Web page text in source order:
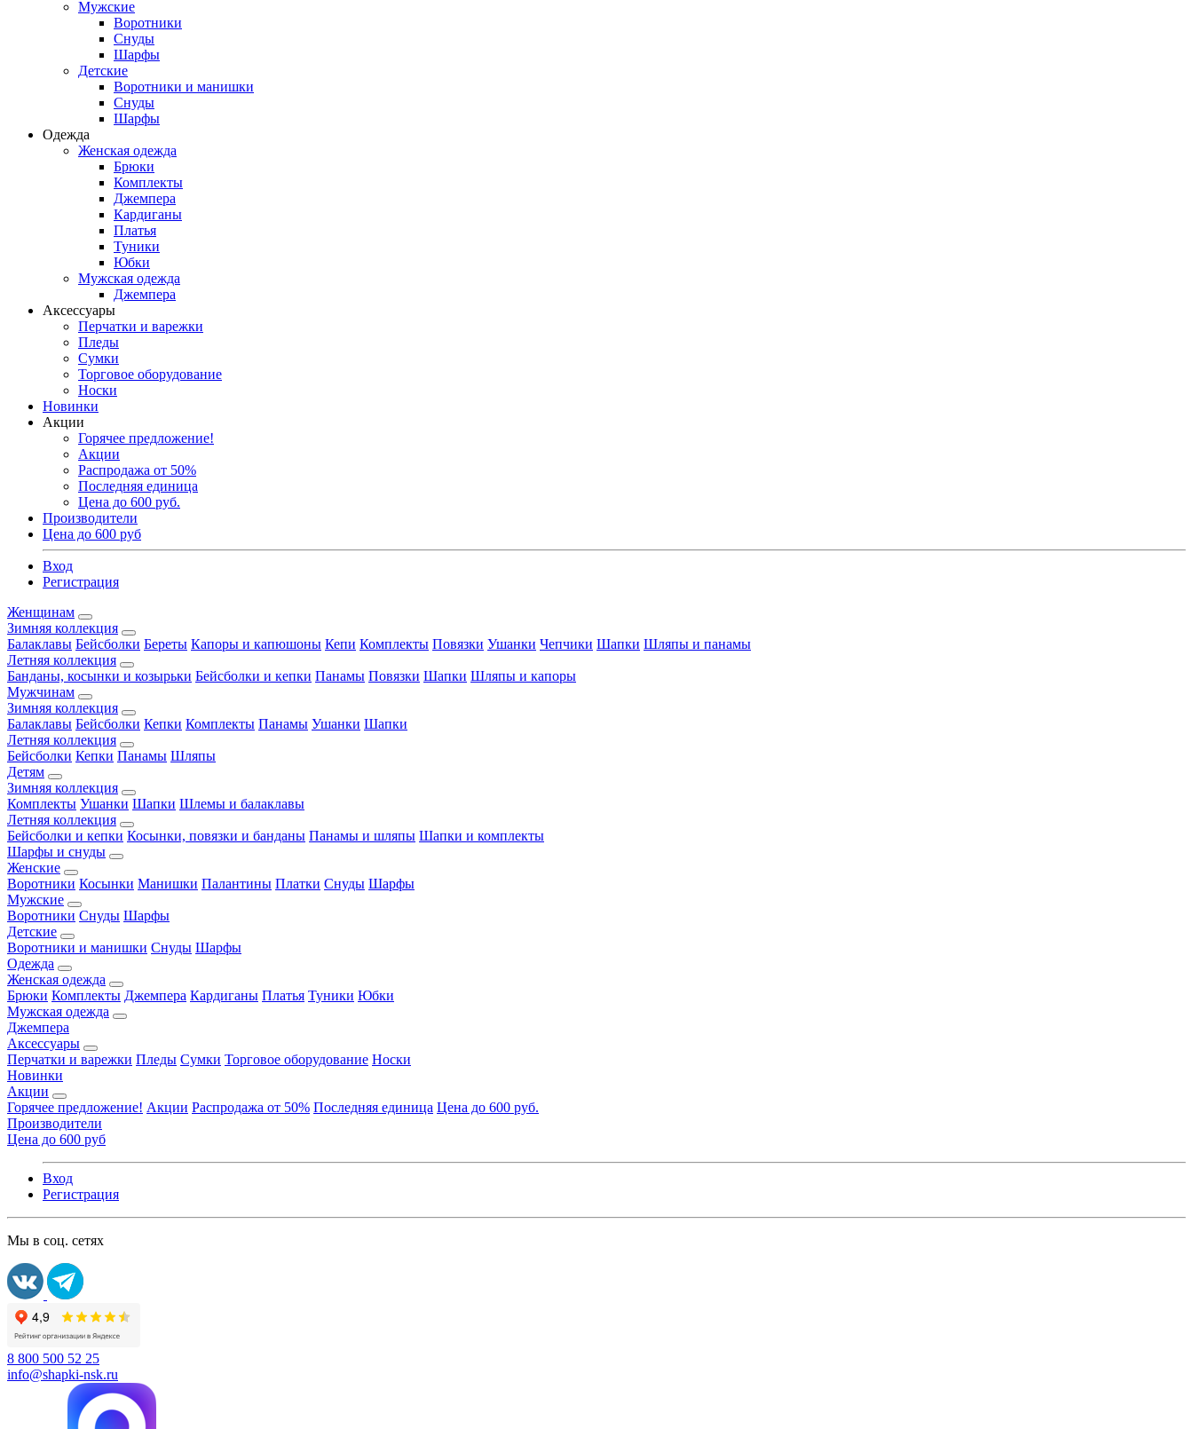
Мужские
Воротники
Снуды
Шарфы
Детские
Воротники и манишки
Снуды
Шарфы
Одежда
Женская одежда
Брюки
Комплекты
Джемпера
Кардиганы
Платья
Туники
Юбки
Мужская одежда
Джемпера
Аксессуары
Перчатки и варежки
Пледы
Сумки
Торговое оборудование
Носки
Новинки
Акции
Горячее предложение!
Акции
Распродажа от 50%
Последняя единица
Цена до 600 руб.
Производители
Цена до 600 руб
Вход
Регистрация
Женщинам
Зимняя коллекция
Балаклавы Бейсболки Береты Капоры и капюшоны Кепи Комплекты Повязки Ушанки Чепчики Шапки Шляпы и панамы
Летняя коллекция
Банданы, косынки и козырьки Бейсболки и кепки Панамы Повязки Шапки Шляпы и капоры
Мужчинам
Зимняя коллекция
Балаклавы Бейсболки Кепки Комплекты Панамы Ушанки Шапки
Летняя коллекция
Бейсболки Кепки Панамы Шляпы
Детям
Зимняя коллекция
Комплекты Ушанки Шапки Шлемы и балаклавы
Летняя коллекция
Бейсболки и кепки Косынки, повязки и банданы Панамы и шляпы Шапки и комплекты
Шарфы и снуды
Женские
Воротники Косынки Манишки Палантины Платки Снуды Шарфы
Мужские
Воротники Снуды Шарфы
Детские
Воротники и манишки Снуды Шарфы
Одежда
Женская одежда
Брюки Комплекты Джемпера Кардиганы Платья Туники Юбки
Мужская одежда
Джемпера
Аксессуары
Перчатки и варежки Пледы Сумки Торговое оборудование Носки
Новинки
Акции
Горячее предложение! Акции Распродажа от 50% Последняя единица Цена до 600 руб.
Производители
Цена до 600 руб
Вход
Регистрация
Мы в соц. сетях
8 800 500 52 25
info@shapki-nsk.ru